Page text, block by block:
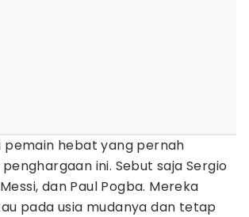
hebat yang pernah
ini. Sebut saja Sergio
dan Paul Pogba. Mereka
pada usia mudanya dan tetap